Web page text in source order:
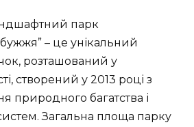
парк
– це унікальний
розташований у
створений у 2013 році з
природного багатства і
Загальна площа парку